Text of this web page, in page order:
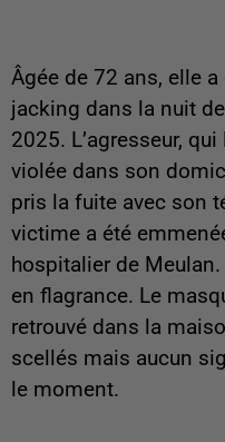
Âgée de 72 ans, elle
jacking dans la nuit
2025. L’agresseur,
violée dans son
pris la fuite avec son
victime a été
hospitalier de
en flagrance. Le
retrouvé dans la
scellés mais aucun
le moment.